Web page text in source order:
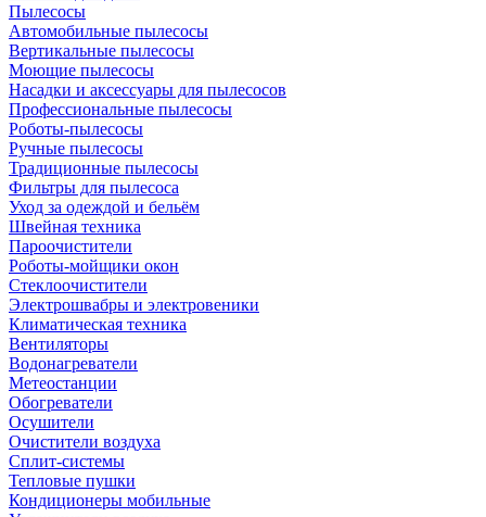
Пылесосы
Автомобильные пылесосы
Вертикальные пылесосы
Моющие пылесосы
Насадки и аксессуары для пылесосов
Профессиональные пылесосы
Роботы-пылесосы
Ручные пылесосы
Традиционные пылесосы
Фильтры для пылесоса
Уход за одеждой и бельём
Швейная техника
Пароочистители
Роботы-мойщики окон
Стеклоочистители
Электрошвабры и электровеники
Климатическая техника
Вентиляторы
Водонагреватели
Метеостанции
Обогреватели
Осушители
Очистители воздуха
Сплит-системы
Тепловые пушки
Кондиционеры мобильные